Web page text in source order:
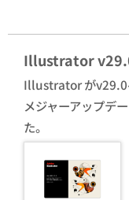
Illustrator
Illustrator がv29.0
メジャーアップデ
た。